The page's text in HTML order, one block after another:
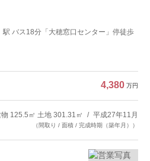
バス18分「大穂窓口センター」停徒歩
4,380 万円
125.5㎡ 土地 301.31㎡ 平成27年11月
（間取り / 面積 / 完成時期（築年月））